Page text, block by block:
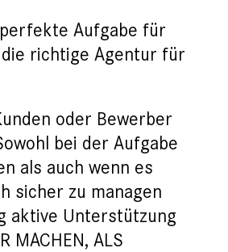
Aufgabe für
richtige Agentur für
oder Bewerber
bei der Aufgabe
als auch wenn es
sicher zu managen
aktive Unterstützung
MACHEN, ALS